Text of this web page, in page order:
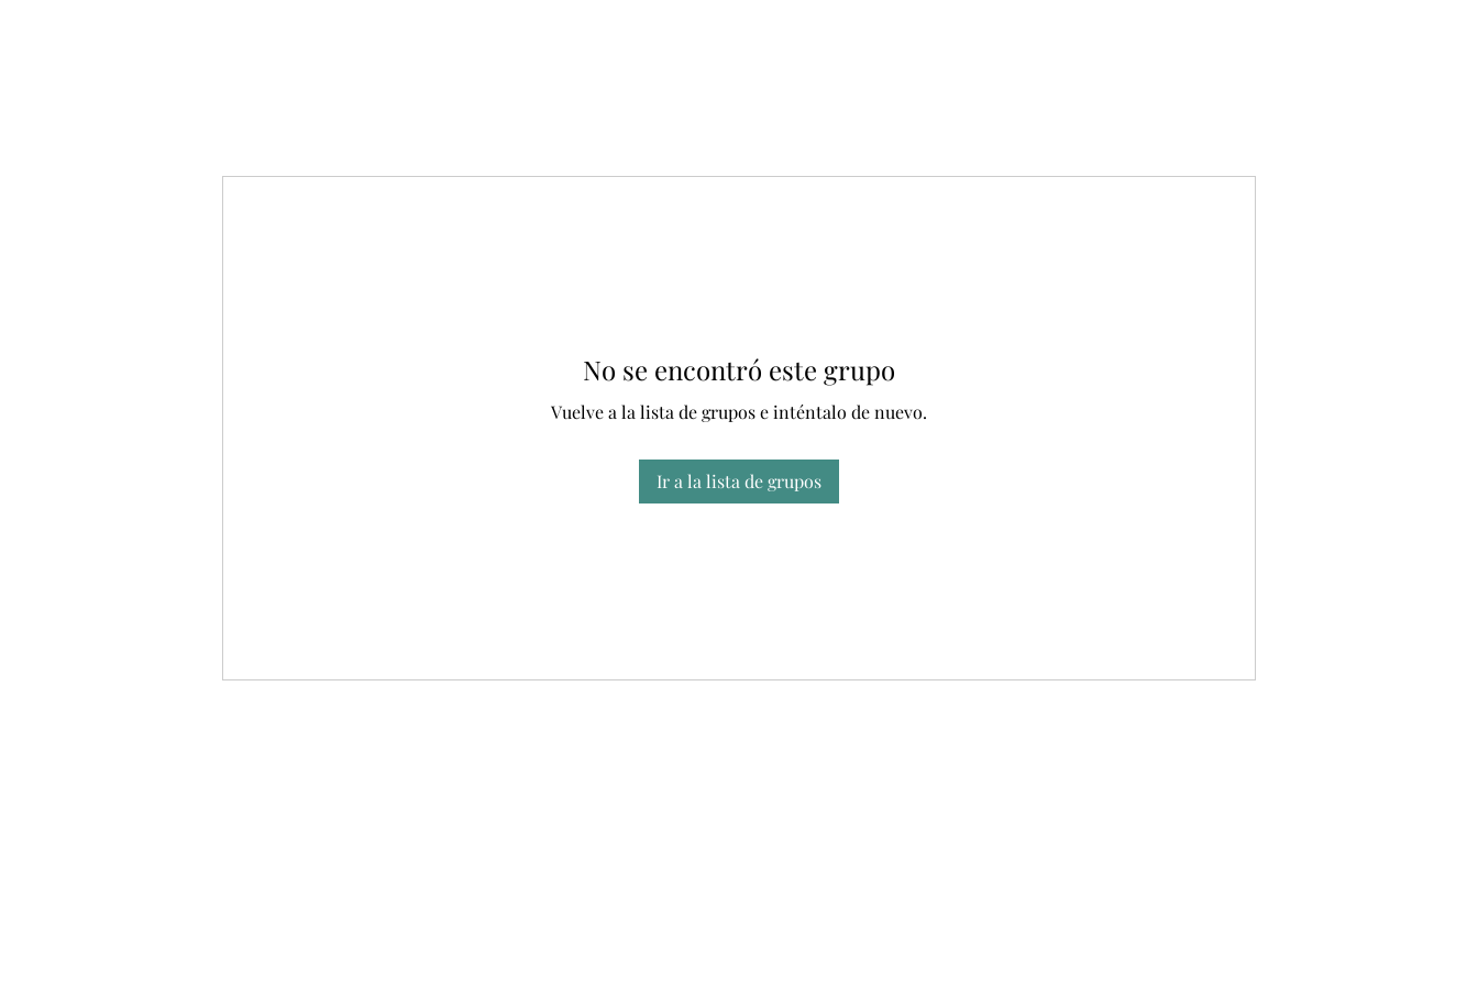
No se encontró este grupo
Vuelve a la lista de grupos e inténtalo de nuevo.
Ir a la lista de grupos